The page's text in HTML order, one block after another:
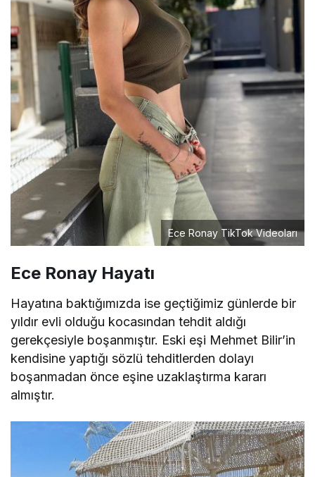
Ece Ronay TikTok Videoları
Ece Ronay Hayatı
Hayatına baktığımızda ise geçtiğimiz günlerde bir
yıldır evli olduğu kocasından tehdit aldığı
gerekçesiyle boşanmıştır. Eski eşi Mehmet Bilir’in
kendisine yaptığı sözlü tehditlerden dolayı
boşanmadan önce eşine uzaklaştırma kararı
almıştır.